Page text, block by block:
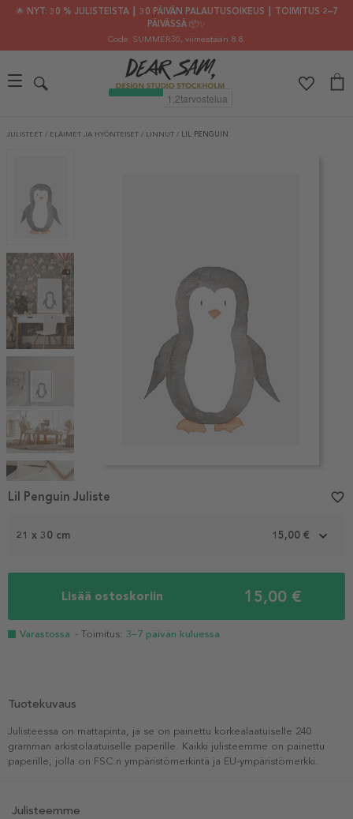
🌟 NYT: 30 % JULISTEISTA ┃ 30 PÄIVÄN PALAUTUSOIKEUS ┃ TOIMITUS 2–7
PÄIVÄSSÄ 📦✨
Code: SUMMER30, viimeistään 8.8.
JULISTEET / ELÄIMET JA HYÖNTEISET / LINNUT / LIL PENGUIN
1
21 x 30 cm 15,00 €
Lisää ostoskoriin 15,00 €
Varastossa - Toimitus: 3–7 päivän kuluessa
Lil Penguin Juliste favorite_border
Tuotekuvaus
Julisteessa on mattapinta, ja se on painettu korkealaatuiselle 240
gramman arkistolaatuiselle paperille. Kaikki julisteemme on painettu
paperille, jolla on FSC:n ympäristömerkintä ja EU-ympäristömerkki.
Julisteemme